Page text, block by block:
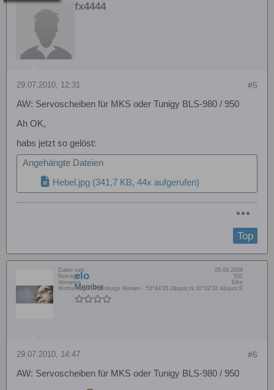
fx4444
#5
29.07.2010, 12:31
AW: Servoscheiben für MKS oder Tunigy BLS-980 / 950
Ah OK,
habs jetzt so gelöst:
Angehängte Dateien
Hebel.jpg (341,7 KB, 44x aufgerufen)
Top
elo
Member
Dabei seit:
05.04.2009
Beiträge:
532
Vorname:
Eike
Wohn/Flugort:Hamburgs Norden - 53°44'35.2&quot;N 10°02'32.4&quot;E
#6
29.07.2010, 14:47
AW: Servoscheiben für MKS oder Tunigy BLS-980 / 950